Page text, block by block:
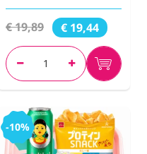
€ 19,89 € 19,44
-10%